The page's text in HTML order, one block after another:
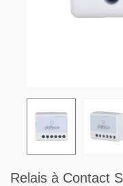
Relais à Contact